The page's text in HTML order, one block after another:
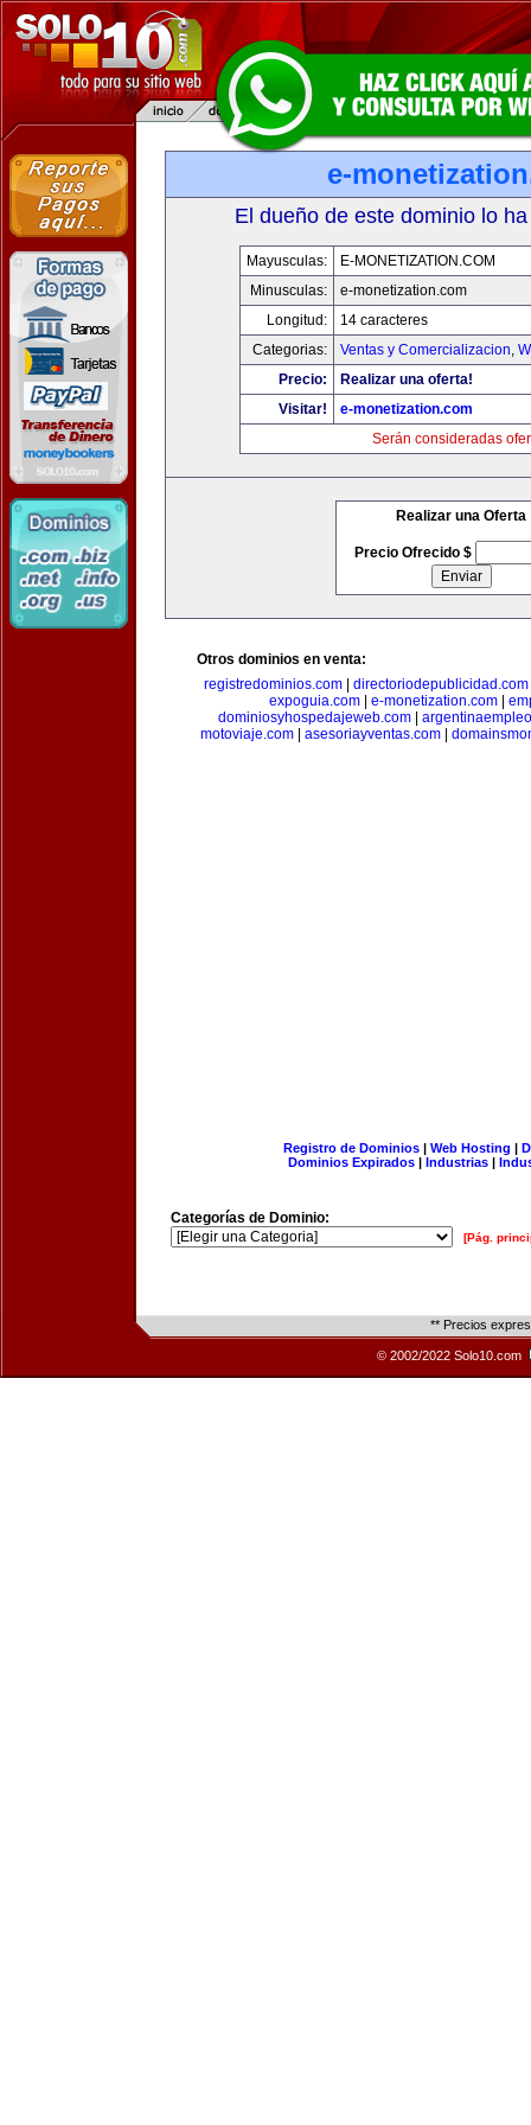
e-
El dueño de este dominio lo
Mayusculas:
E-MONETIZATION.COM
Minusculas:
e-monetization.com
Longitud:
14 caracteres
Categorias:
Ventas y Comercializacion,
Precio:
Realizar una oferta!
Visitar!
e-monetization.com
Serán consideradas
Realizar una Oferta
Precio Ofrecido $
Otros dominios en venta:
registredominios.com| directoriodepublicidad.com
expoguia.com| e-monetization.com|
dominiosyhospedajeweb.com
motoviaje.com
asesoriayventas.com
Registro de Dominios| Web Hosting |
Dominios Expirados | Industrias |
Categorías de Dominio:
[Pág.
** Precios
© 2002/2022 Solo10.com